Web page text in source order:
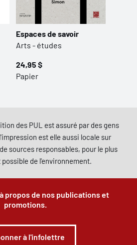
Espaces de savoir
Arts - études
24,95 $
Papier
des PUL est assuré par des gens
est elle aussi locale sur
sources responsables, pour le plus
de l'environnement.
propos de nos publications et
promotions.
à l'infolettre